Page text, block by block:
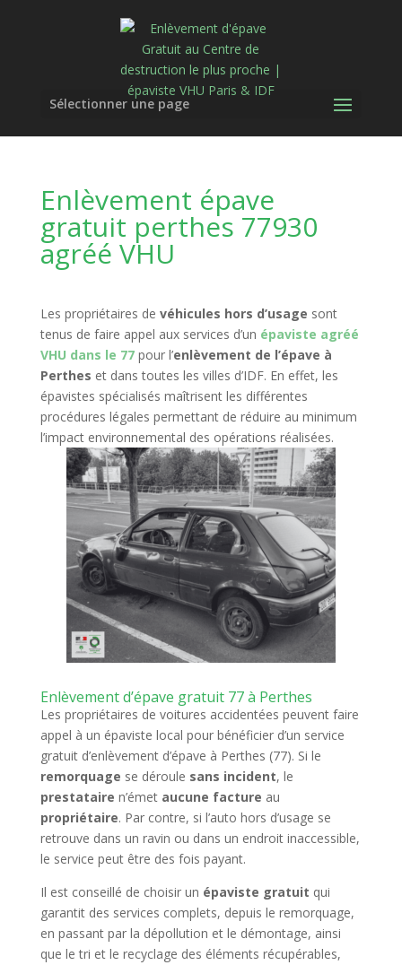
Sélectionner une page
Enlèvement épave
gratuit perthes 77930
agréé VHU
Les propriétaires de véhicules hors d’usage sont
tenus de faire appel aux services d’un épaviste agréé
VHU dans le 77pour l’enlèvement de l’épave à
Perthes et dans toutes les villes d’IDF. En effet, les
épavistes spécialisés maîtrisent les différentes
procédures légales permettant de réduire au minimum
l’impact environnemental des opérations réalisées.
Enlèvement d’épave gratuit 77 à Perthes
Les propriétaires de voitures accidentées peuvent faire
appel à un épaviste local pour bénéficier d’un service
gratuit d’enlèvement d’épave à Perthes (77). Si le
remorquage se déroule sans incident, le
prestataire n’émet aucune facture au
propriétaire. Par contre, si l’auto hors d’usage se
retrouve dans un ravin ou dans un endroit inaccessible,
le service peut être des fois payant.
Il est conseillé de choisir un épaviste gratuit qui
garantit des services complets, depuis le remorquage,
en passant par la dépollution et le démontage, ainsi
que le tri et le recyclage des éléments récupérables,